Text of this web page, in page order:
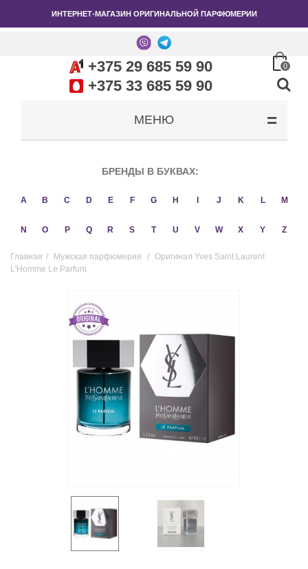
ИНТЕРНЕТ-МАГАЗИН ОРИГИНАЛЬНОЙ ПАРФЮМЕРИИ
+375 29 685 59 90
+375 33 685 59 90
0
МЕНЮ
БРЕНДЫ В БУКВАХ:
A B C D E F G H J K L M
N O P Q R S T U V W X Y Z
Главная / Мужская парфюмерия / Оригинал Yves Saint Laurent
L'Homme Le Parfum